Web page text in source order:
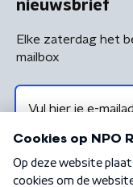
nieuwsbrief
Elke zaterdag het
mailbox